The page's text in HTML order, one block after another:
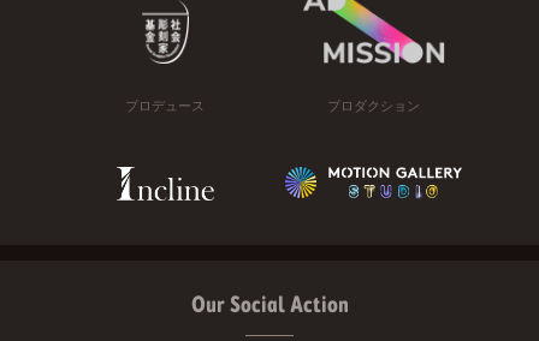
プロデュース プロダクション
Our Social Action